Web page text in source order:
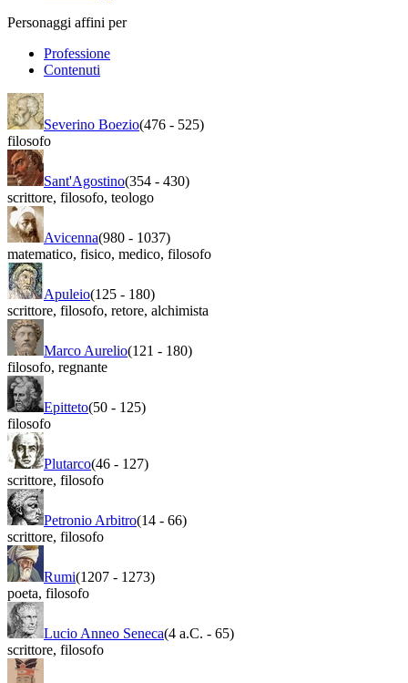
Personaggi affini per
Professione
Contenuti
Severino Boezio(476 - 525)
filosofo
Sant'Agostino(354 - 430)
scrittore, filosofo, teologo
Avicenna(980 - 1037)
matematico, fisico, medico, filosofo
Apuleio(125 - 180)
scrittore, filosofo, retore, alchimista
Marco Aurelio(121 - 180)
filosofo, regnante
Epitteto(50 - 125)
filosofo
Plutarco(46 - 127)
scrittore, filosofo
Petronio Arbitro(14 - 66)
scrittore, filosofo
Rumi(1207 - 1273)
poeta, filosofo
Lucio Anneo Seneca(4 a.C. - 65)
scrittore, filosofo